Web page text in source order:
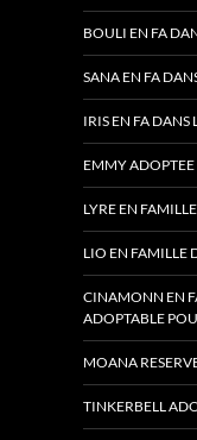
BOULI EN FA
SANA EN FA
IRIS EN FA DANS
EMMY
LYRE EN
LIO EN FAMILLE
CINAMONN EN
ADOPTABLE
MOANA
TINKERBELL